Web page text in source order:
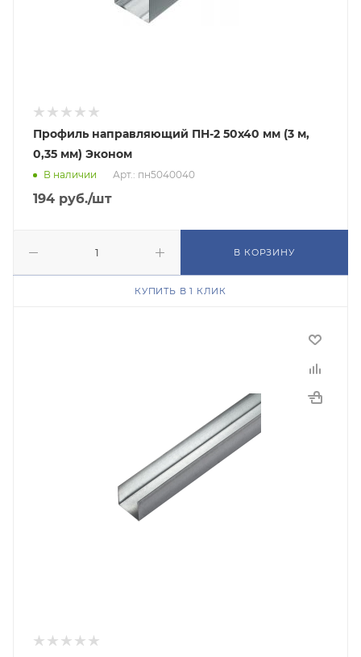
Профиль направляющий ПН-2 50х40 мм (3 м,
0,35 мм) Эконом
В наличии Арт.: пн5040040
194 руб./шт
В КОРЗИНУ
КУПИТЬ В 1 КЛИК